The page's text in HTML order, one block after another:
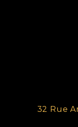
32 Rue Antoine Heitzmann, 67100